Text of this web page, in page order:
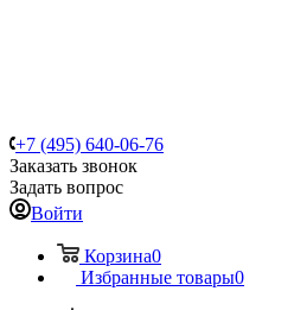
+7 (495) 640-06-76
Заказать звонок
Задать вопрос
Войти
Корзина0
Избранные товары0